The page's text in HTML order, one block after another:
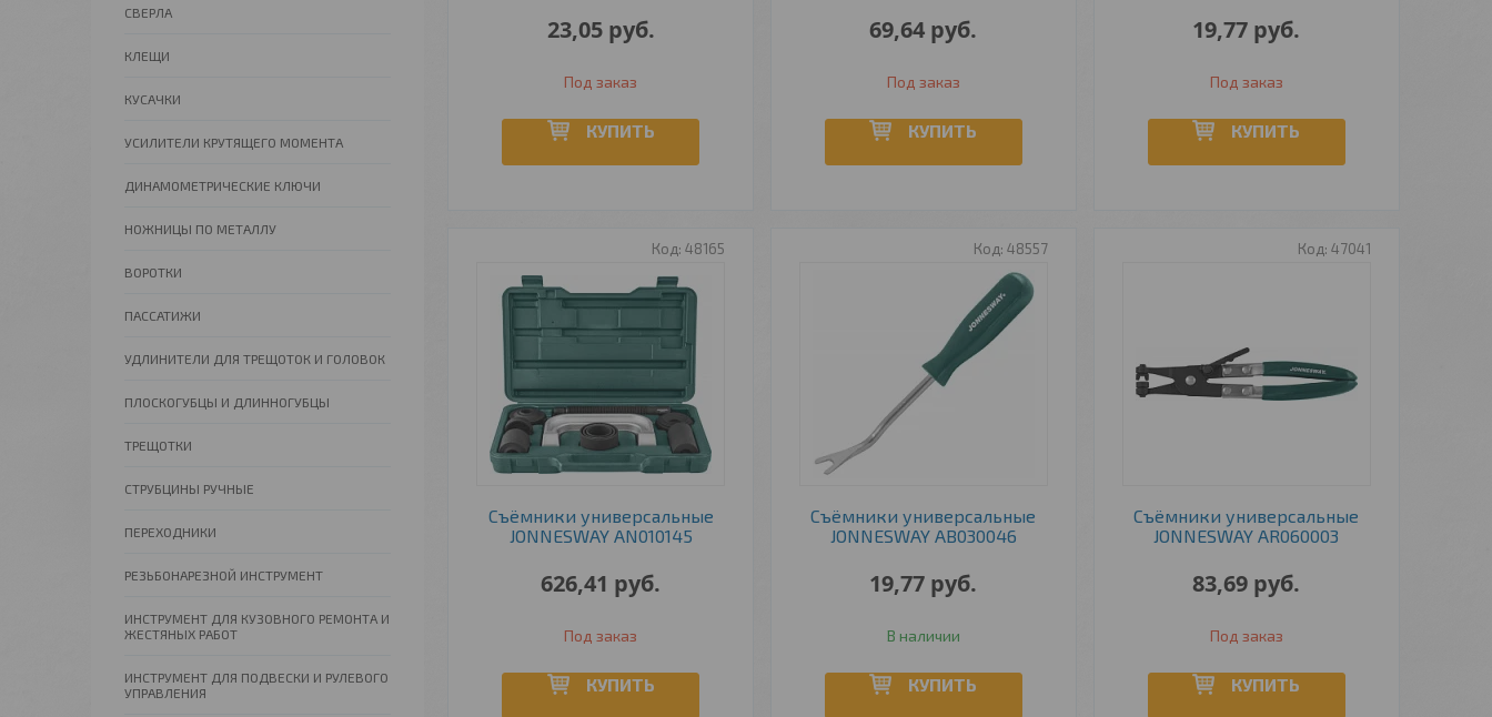
23,05 руб.
Под заказ
КУПИТЬ
69,64 руб.
Под заказ
КУПИТЬ
19,77 руб.
Под заказ
КУПИТЬ
48165
Съёмники универсальные
JONNESWAY AN010145
626,41 руб.
Под заказ
КУПИТЬ
48557
Съёмники универсальные
JONNESWAY AB030046
19,77 руб.
В наличии
КУПИТЬ
47041
Съёмники универсальные
JONNESWAY AR060003
83,69 руб.
Под заказ
КУПИТЬ
СВЕРЛА
КЛЕЩИ
КУСАЧКИ
УСИЛИТЕЛИ КРУТЯЩЕГО МОМЕНТА
ДИНАМОМЕТРИЧЕСКИЕ КЛЮЧИ
НОЖНИЦЫ ПО МЕТАЛЛУ
ВОРОТКИ
ПАССАТИЖИ
УДЛИНИТЕЛИ ДЛЯ ТРЕЩОТОК И ГОЛОВОК
ПЛОСКОГУБЦЫ И ДЛИННОГУБЦЫ
ТРЕЩОТКИ
СТРУБЦИНЫ РУЧНЫЕ
ПЕРЕХОДНИКИ
РЕЗЬБОНАРЕЗНОЙ ИНСТРУМЕНТ
ИНСТРУМЕНТ ДЛЯ КУЗОВНОГО РЕМОНТА И
ЖЕСТЯНЫХ РАБОТ
ИНСТРУМЕНТ ДЛЯ ПОДВЕСКИ И РУЛЕВОГО
УПРАВЛЕНИЯ